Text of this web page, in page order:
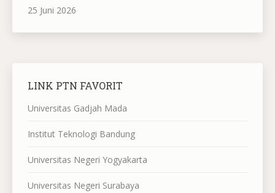
25 Juni 2026
LINK PTN FAVORIT
Universitas Gadjah Mada
Institut Teknologi Bandung
Universitas Negeri Yogyakarta
Universitas Negeri Surabaya